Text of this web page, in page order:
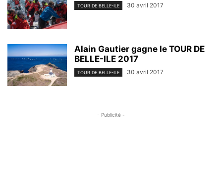
TOUR DE BELLE-ILE 30 avril 2017
Alain Gautier gagne le TOUR DE
BELLE-ILE 2017
TOUR DE BELLE-ILE 30 avril 2017
- Publicité -